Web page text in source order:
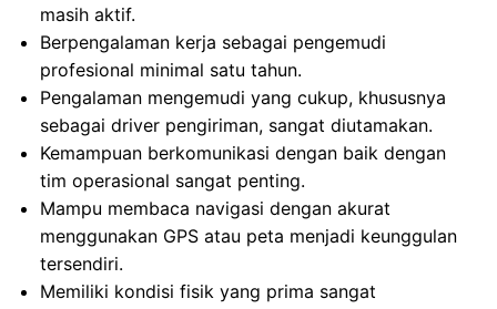
masih aktif.
Berpengalaman kerja sebagai pengemudi
profesional minimal satu tahun.
Pengalaman mengemudi yang cukup, khususnya
sebagai driver pengiriman, sangat diutamakan.
Kemampuan berkomunikasi dengan baik dengan
tim operasional sangat penting.
Mampu membaca navigasi dengan akurat
menggunakan GPS atau peta menjadi keunggulan
tersendiri.
Memiliki kondisi fisik yang prima sangat